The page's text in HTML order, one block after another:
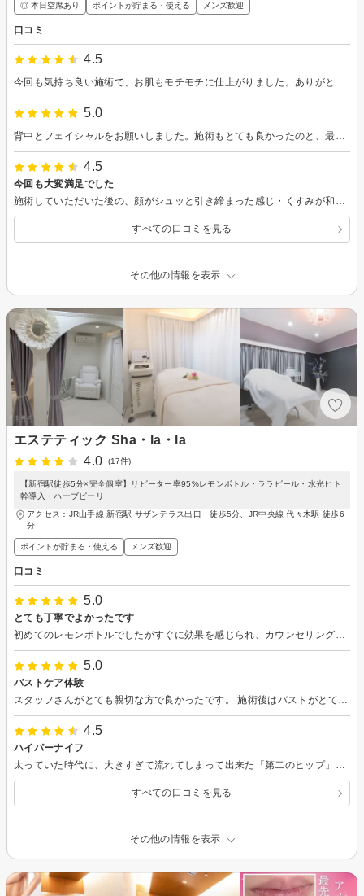
◎ 本日空席あり ポイントが貯まる・使える メンズ歓迎
口コミ
4.5
今回も気持ち良い施術で、お肌もモチモチに仕上がりました。ありがとうございました。
5.0
背中とフェイシャルをお願いしました。施術もとても良かったのと、最後少し全身もほぐしてもらえて気持ちよかったです。身体が軽くなりました。またお願いします。
4.5
今回も大変満足でした
施術していただいた後の、顔がシュッと引き締まった感じ・くすみが和らいだ感じが好きです。またよろしくお願いいたします。
すべての口コミを見る
その他の情報を表示
エステティック Sha・la・la
4.0
(17件)
【新宿駅徒歩5分×完全個室】リピーター率95%レモンボトル・ララピール・水光ヒト
幹導入・ハーブピーリ
アクセス：JR山手線 新宿駅 サザンテラス出口 徒歩5分、JR中央線 代々木駅 徒歩6
分
ポイントが貯まる・使える メンズ歓迎
口コミ
5.0
とても丁寧でよかったです
初めてのレモンボトルでしたがすぐに効果を感じられ、カウンセリングもとても丁寧で悩みに合わせた提案をしてくれて大満足でした。
5.0
バストケア体験
スタッフさんがとても親切な方で良かったです。 施術後はバストがとても柔らかくなりびっくりました。
4.5
ハイパーナイフ
太っていた時代に、大きすぎて流れてしまって出来た「第二のヒップ」とも言うべきヒップ下の謎の「でっぱり」ですが…大福！？くらいのボリュームがありましたが、半分以下になったと思います♪♪ ハイパー自体は「痩せるもの」ではない、「肉を柔らかくする（脂肪を燃焼しやすくする）」、とネットで見たので、週に数回２～３時間している運動を、当日と翌日３時間、とかなり頑張ったからかも知れません… ただ、ウエストは（既に体操などでかなり頑張っているのですが）何をやっても59を切らず、、とハイパーにすがったのですが、効果を実感する事は出来ませんでした…泣 部位によって落ちやすさに違いがあるのか、「たっぷり贅肉が付いている箇所」には目覚ましい効果があるけれども、既に「かなり絞っている箇所」（贅肉というより、体操で筋肉も既にけっこう多いのでしょうか）には効果が出づらいのか、は分かりませんが… ただ「太もも（第二のヒップ）」に関しては、目に見える明らかな効果を感じる事が出来ましたので満足です！！
すべての口コミを見る
その他の情報を表示